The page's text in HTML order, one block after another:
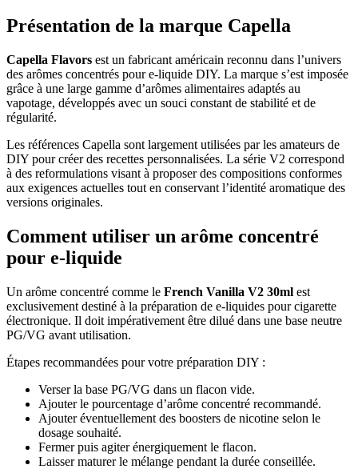
Présentation de la marque Capella
Capella Flavors est un fabricant américain reconnu dans l’univers
des arômes concentrés pour e-liquide DIY. La marque s’est imposée
grâce à une large gamme d’arômes alimentaires adaptés au
vapotage, développés avec un souci constant de stabilité et de
régularité.
Les références Capella sont largement utilisées par les amateurs de
DIY pour créer des recettes personnalisées. La série V2 correspond
à des reformulations visant à proposer des compositions conformes
aux exigences actuelles tout en conservant l’identité aromatique des
versions originales.
Comment utiliser un arôme concentré
pour e-liquide
Un arôme concentré comme le French Vanilla V2 30ml est
exclusivement destiné à la préparation de e-liquides pour cigarette
électronique. Il doit impérativement être dilué dans une base neutre
PG/VG avant utilisation.
Étapes recommandées pour votre préparation DIY :
Verser la base PG/VG dans un flacon vide.
Ajouter le pourcentage d’arôme concentré recommandé.
Ajouter éventuellement des boosters de nicotine selon le
dosage souhaité.
Fermer puis agiter énergiquement le flacon.
Laisser maturer le mélange pendant la durée conseillée.